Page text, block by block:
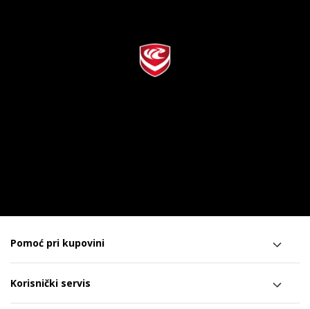
Pomoć pri kupovini
Korisnički servis